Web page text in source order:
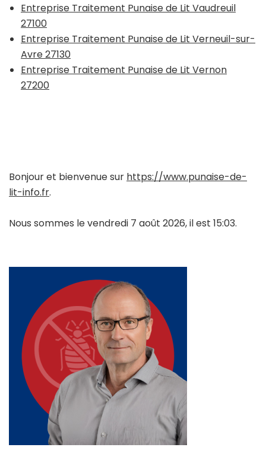
Entreprise Traitement Punaise de Lit Vaudreuil
27100
Entreprise Traitement Punaise de Lit Verneuil-sur-
Avre 27130
Entreprise Traitement Punaise de Lit Vernon
27200
Bonjour et bienvenue sur https://www.punaise-de-
lit-info.fr.
Nous sommes le vendredi 7 août 2026, il est 15:03.